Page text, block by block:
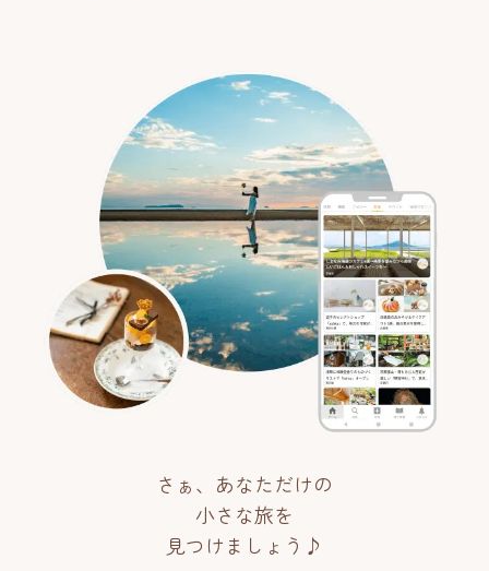
さぁ、あなただけの
小さな旅を
見つけましょう♪